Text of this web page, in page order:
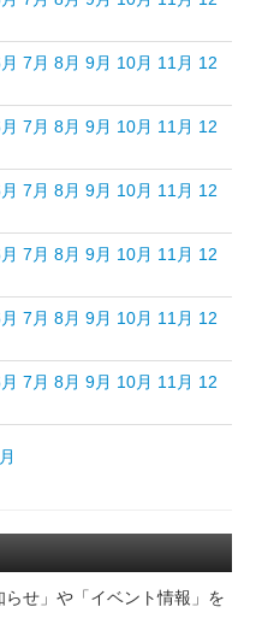
7月 8月 9月 10月 11月 12
7月 8月 9月 10月 11月 12
7月 8月 9月 10月 11月 12
7月 8月 9月 10月 11月 12
7月 8月 9月 10月 11月 12
7月 8月 9月 10月 11月 12
せ」や「イベント情報」を